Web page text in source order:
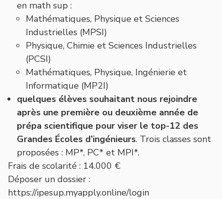
en math sup :
Mathématiques, Physique et Sciences
Industrielles (MPSI)
Physique, Chimie et Sciences Industrielles
(PCSI)
Mathématiques, Physique, Ingénierie et
Informatique (MP2I)
quelques élèves souhaitant nous rejoindre
après une première ou deuxième année de
prépa scientifique pour viser le top-12 des
Grandes Écoles d’ingénieurs. Trois classes sont
proposées : MP*, PC* et MPI*.
Frais de scolarité : 14.000 €
Déposer un dossier :
https://ipesup.myapply.online/login